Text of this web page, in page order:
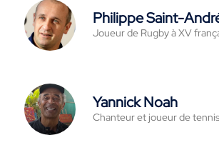
Philippe Saint-
Joueur de Rugby à XV
Yannick Noah
Chanteur et joueur de tennis